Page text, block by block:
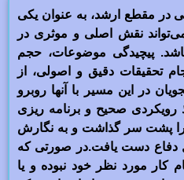
در مقطع ارشد، به عنوان یکی
نقش اصلی و موثری در
پیچیدگی موضوعات، حجم
تحقیقات دقیق و اصولی، از
در این مسیر با آنها روبرو
رویکردی صحیح و برنامه ریزی
را پشت سر گذاشت و به نگارش
دفاع دست یافت.در صورتی که
کار مورد نظر خود نبوده و یا